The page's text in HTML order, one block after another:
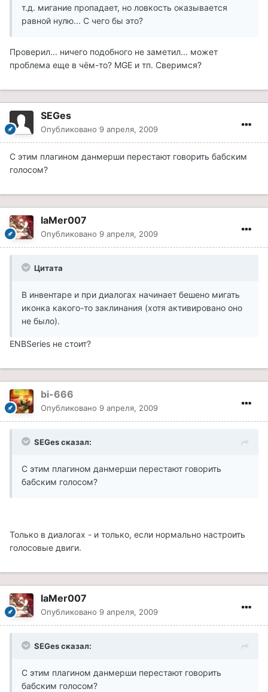
т.д. мигание пропадает, но ловкость оказывается
равной нулю... С чего бы это?
Проверил... ничего подобного не заметил... может
проблема еще в чём-то? MGE и тп. Сверимся?
SEGes
Опубликовано 9 апреля, 2009
С этим плагином данмерши перестают говорить бабским
голосом?
laMer007
Опубликовано 9 апреля, 2009
Цитата
В инвентаре и при диалогах начинает бешено мигать
иконка какого-то заклинания (хотя активировано оно
не было).
ENBSeries не стоит?
bi-666
Опубликовано 9 апреля, 2009
SEGes сказал:
С этим плагином данмерши перестают говорить
бабским голосом?
Только в диалогах - и только, если нормально настроить
голосовые двиги.
laMer007
Опубликовано 9 апреля, 2009
SEGes сказал:
С этим плагином данмерши перестают говорить
бабским голосом?